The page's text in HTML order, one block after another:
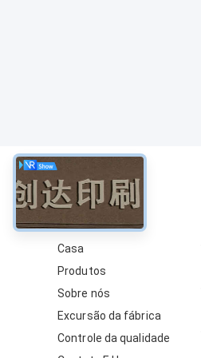
Casa
Produtos
Sobre nós
Excursão da fábrica
Controle da qualidade